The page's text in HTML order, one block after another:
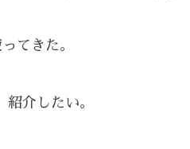
てきた。
介したい。